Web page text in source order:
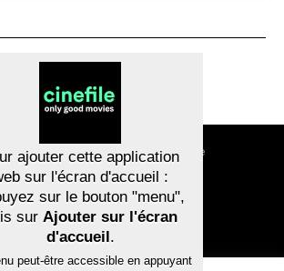
À propos de cinefile
S'inscrire/s'abonner
Newsletter
FAQ
Bons-cadeaux
ajouter cette application
sur l'écran d'accueil :
sur le bouton "menu",
sur Ajouter sur l'écran
d'accueil.
peut-être accessible en appuyant